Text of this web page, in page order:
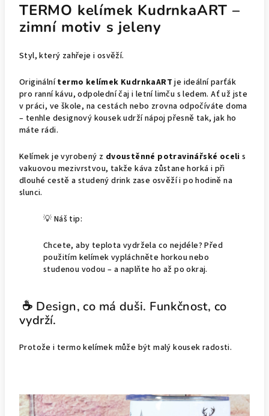
TERMO kelímek KudrnkaART –
zimní motiv s jeleny
Styl, který zahřeje i osvěží.
Originálnítermo kelímek KudrnkaARTje ideální parťák
pro ranní kávu, odpolední čaj i letní limču s ledem. Ať už jste
v práci, ve škole, na cestách nebo zrovna odpočíváte doma
– tenhle designový kousek udrží nápoj přesně tak, jak ho
máte rádi.
Kelímek je vyrobený z dvoustěnné potravinářské oceli s
vakuovou mezivrstvou, takže káva zůstane horká i při
dlouhé cestě a studený drink zase osvěží i po hodině na
slunci.
💡 Náš tip:
Chcete, aby teplota vydržela co nejdéle? Před
použitím kelímek vypláchněte horkou nebo
studenou vodou – a naplňte ho až po okraj.
☕ Design, co má duši. Funkčnost, co
vydrží.
Protože i termo kelímek může být malý kousek radosti.